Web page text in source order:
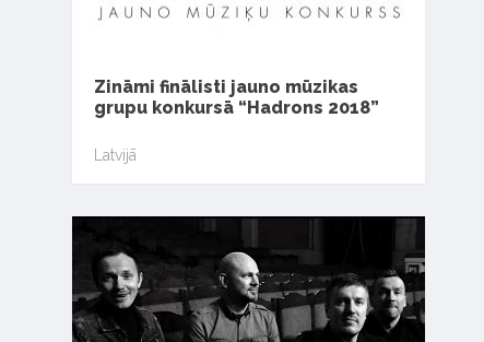
Zināmi finālisti jauno mūzikas
grupu konkursā “Hadrons 2018”
Latvijā